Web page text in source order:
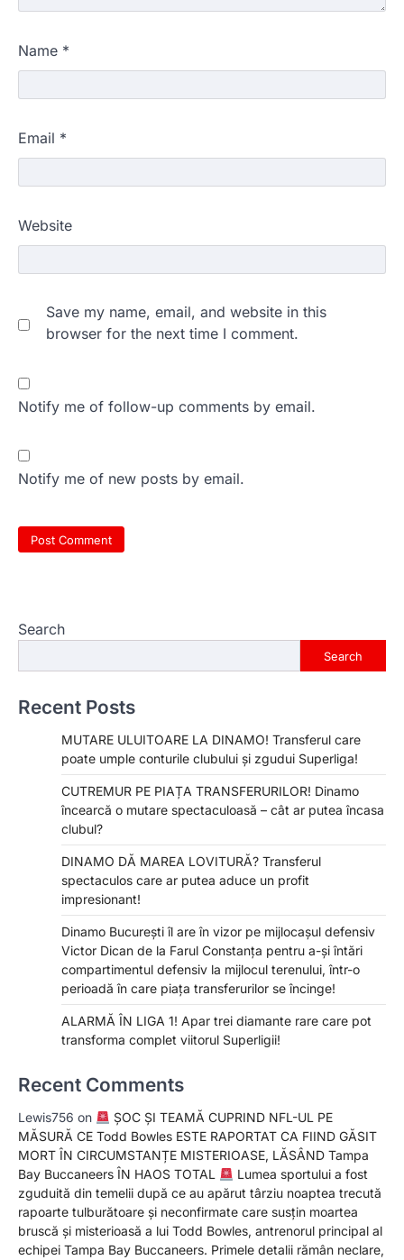
Name *
Email *
Website
Save my name, email, and website in this
browser for the next time I comment.
Notify me of follow-up comments by email.
Notify me of new posts by email.
Search
Search
Recent Posts
MUTARE ULUITOARE LA DINAMO! Transferul care
poate umple conturile clubului și zgudui Superliga!
CUTREMUR PE PIAȚA TRANSFERURILOR! Dinamo
încearcă o mutare spectaculoasă – cât ar putea încasa
clubul?
DINAMO DĂ MAREA LOVITURĂ? Transferul
spectaculos care ar putea aduce un profit
impresionant!
Dinamo București îl are în vizor pe mijlocașul defensiv
Victor Dican de la Farul Constanța pentru a-și întări
compartimentul defensiv la mijlocul terenului, într-o
perioadă în care piața transferurilor se încinge!
ALARMĂ ÎN LIGA 1! Apar trei diamante rare care pot
transforma complet viitorul Superligii!
Recent Comments
Lewis756 on
ȘOC ȘI TEAMĂ CUPRIND NFL-UL PE
MĂSURĂ CE Todd Bowles ESTE RAPORTAT CA FIIND GĂSIT
MORT ÎN CIRCUMSTANȚE MISTERIOASE, LĂSÂND Tampa
Bay Buccaneers ÎN HAOS TOTAL
Lumea sportului a fost
zguduită din temelii după ce au apărut târziu noaptea trecută
rapoarte tulburătoare și neconfirmate care susțin moartea
bruscă și misterioasă a lui Todd Bowles, antrenorul principal al
echipei Tampa Bay Buccaneers. Primele detalii rămân neclare,